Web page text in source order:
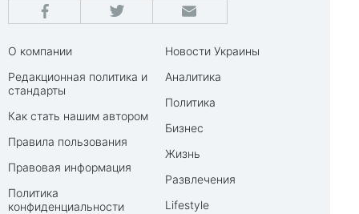
О компании
Редакционная политика и
стандарты
Как стать нашим автором
Правила пользования
Правовая информация
Политика
конфиденциальности
Новости Украины
Аналитика
Политика
Бизнес
Жизнь
Развлечения
Lifestyle